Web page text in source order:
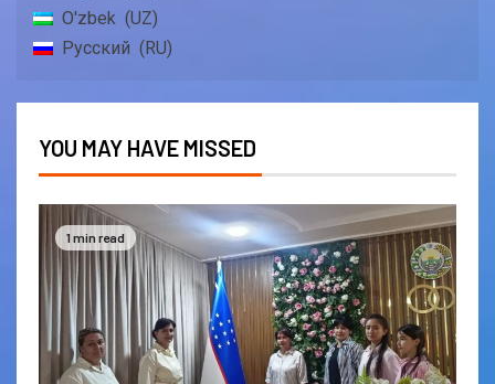
O'zbek
UZ
Русский
RU
YOU MAY HAVE MISSED
1 min read